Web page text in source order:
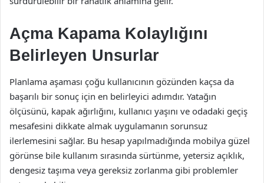
Açma Kapama Kolaylığını
Belirleyen Unsurlar
Planlama aşaması çoğu kullanıcının gözünden kaçsa da
başarılı bir sonuç için en belirleyici adımdır. Yatağın
ölçüsünü, kapak ağırlığını, kullanıcı yaşını ve odadaki geçiş
mesafesini dikkate almak uygulamanın sorunsuz
ilerlemesini sağlar. Bu hesap yapılmadığında mobilya güzel
görünse bile kullanım sırasında sürtünme, yetersiz açıklık,
dengesiz taşıma veya gereksiz zorlanma gibi problemler